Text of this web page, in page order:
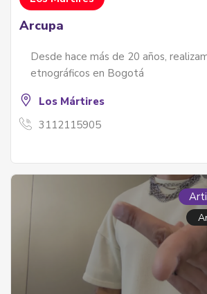
Arcupa
Desde hace más de 20 años,
etnográficos en Bogotá
Los Mártires
3112115905